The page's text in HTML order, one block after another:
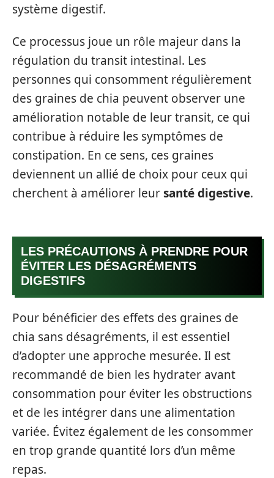
système digestif.
Ce processus joue un rôle majeur dans la
régulation du transit intestinal. Les
personnes qui consomment régulièrement
des graines de chia peuvent observer une
amélioration notable de leur transit, ce qui
contribue à réduire les symptômes de
constipation. En ce sens, ces graines
deviennent un allié de choix pour ceux qui
cherchent à améliorer leursanté digestive.
LES PRÉCAUTIONS À PRENDRE POUR
ÉVITER LES DÉSAGRÉMENTS
DIGESTIFS
Pour bénéficier des effets des graines de
chia sans désagréments, il est essentiel
d’adopter une approche mesurée. Il est
recommandé de bien les hydrater avant
consommation pour éviter les obstructions
et de les intégrer dans une alimentation
variée. Évitez également de les consommer
en trop grande quantité lors d’un même
repas.